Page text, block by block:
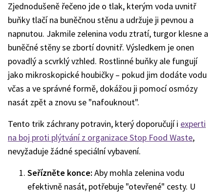
Zjednodušeně řečeno jde o tlak, kterým voda uvnitř
buňky tlačí na buněčnou stěnu a udržuje ji pevnou a
napnutou. Jakmile zelenina vodu ztratí, turgor klesne a
buněčné stěny se zbortí dovnitř. Výsledkem je onen
povadlý a scvrklý vzhled. Rostlinné buňky ale fungují
jako mikroskopické houbičky – pokud jim dodáte vodu
včas a ve správné formě, dokážou ji pomocí osmózy
nasát zpět a znovu se "nafouknout".
Tento trik záchrany potravin, který doporučují i experti
na boj proti plýtvání z organizace Stop Food Waste,
nevyžaduje žádné speciální vybavení.
Seřízněte konce: Aby mohla zelenina vodu
efektivně nasát, potřebuje "otevřené" cesty. U